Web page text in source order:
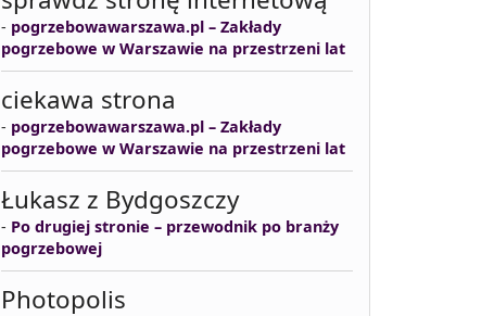
- pogrzebowawarszawa.pl – Zakłady
pogrzebowe w Warszawie na przestrzeni lat
ciekawa strona
- pogrzebowawarszawa.pl – Zakłady
pogrzebowe w Warszawie na przestrzeni lat
Łukasz z Bydgoszczy
- Po drugiej stronie – przewodnik po branży
pogrzebowej
Photopolis